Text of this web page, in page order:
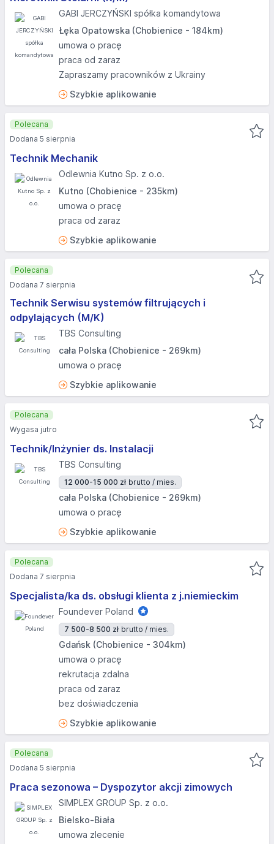
GABI JERCZYŃSKI spółka komandytowa
Łęka Opatowska (Chobienice - 184km)
umowa o pracę
praca od zaraz
Zapraszamy pracowników z Ukrainy
Szybkie aplikowanie
Technik Mechanik
Odlewnia Kutno Sp. z o.o.
Kutno (Chobienice - 235km)
umowa o pracę
praca od zaraz
Szybkie aplikowanie
Polecana
Dodana 5 sierpnia
Technik Serwisu systemów filtrujących i
odpylających (M/K)
TBS Consulting
cała Polska (Chobienice - 269km)
umowa o pracę
Szybkie aplikowanie
Polecana
Dodana 7 sierpnia
Technik/Inżynier ds. Instalacji
TBS Consulting
12 000-15 000 zł brutto / mies.
cała Polska (Chobienice - 269km)
umowa o pracę
Szybkie aplikowanie
Polecana
Wygasa jutro
Specjalista/ka ds. obsługi klienta z j.niemieckim
Foundever Poland
7 500-8 500 zł brutto / mies.
Gdańsk (Chobienice - 304km)
umowa o pracę
rekrutacja zdalna
praca od zaraz
bez doświadczenia
Szybkie aplikowanie
Polecana
Dodana 7 sierpnia
Praca sezonowa – Dyspozytor akcji zimowych
SIMPLEX GROUP Sp. z o.o.
Bielsko-Biała
umowa zlecenie
Polecana
Dodana 5 sierpnia